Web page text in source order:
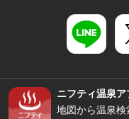
ニフティ温泉ア
地図から温泉検